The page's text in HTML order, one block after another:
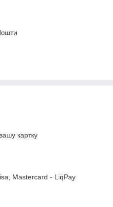
картку
Mastercard - LiqPay